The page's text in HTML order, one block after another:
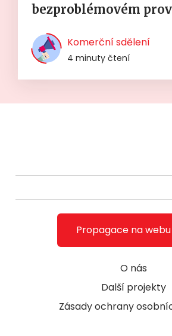
bezproblémovém
Komerční sdělení
4 minuty čtení
O nás
Další projekty
Zásady ochrany
Propagace na webu